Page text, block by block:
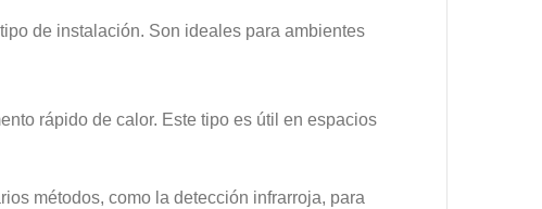
de instalación. Son ideales para ambientes
rápido de calor. Este tipo es útil en espacios
métodos, como la detección infrarroja, para